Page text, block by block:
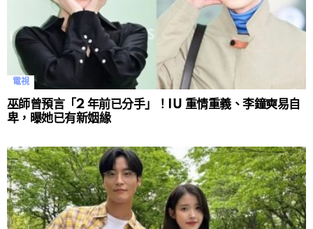
電視
巫師曾預言「2 年前已分手」！IU 重情重義、李鐘奭易自
卑，曝她已有新姻緣